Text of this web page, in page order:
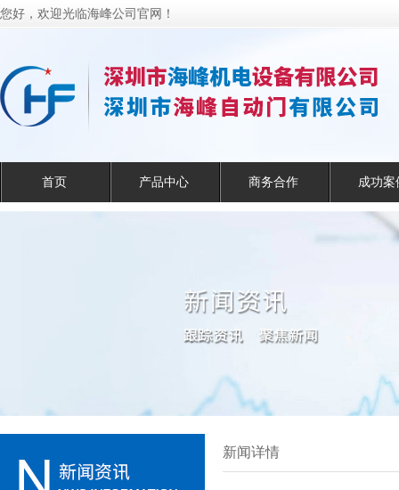
您好，欢迎光临海峰公司官网！
首页 产品中心 商务合作 成功案
新闻详情